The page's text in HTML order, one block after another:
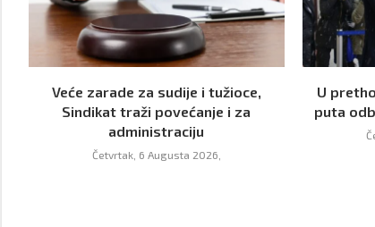
Veće zarade za sudije i tužioce,
Sindikat traži povećanje i za
administraciju
Četvrtak, 6 Augusta 2026,
U
puta